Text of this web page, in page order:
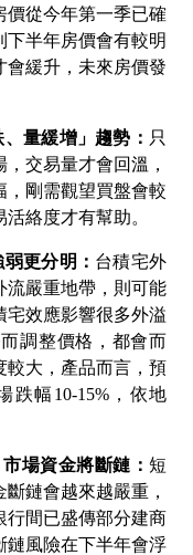
價從今年第一季已確
半年房價會有較明
會緩升，未來房價發
量緩增」趨勢： 只
交易量才會回溫，
，剛需觀望買盤會較
絡度才有幫助。
更分明： 台積宅外
流嚴重地帶，則可能
宅效應影響很多外溢
調整價格，都會而
較大，產品而言，預
跌幅 10-15%，依地
場資金將斷鏈： 短
鏈會越來越嚴重，
行間已盛傳部分建商
鏈風險在下半年會浮